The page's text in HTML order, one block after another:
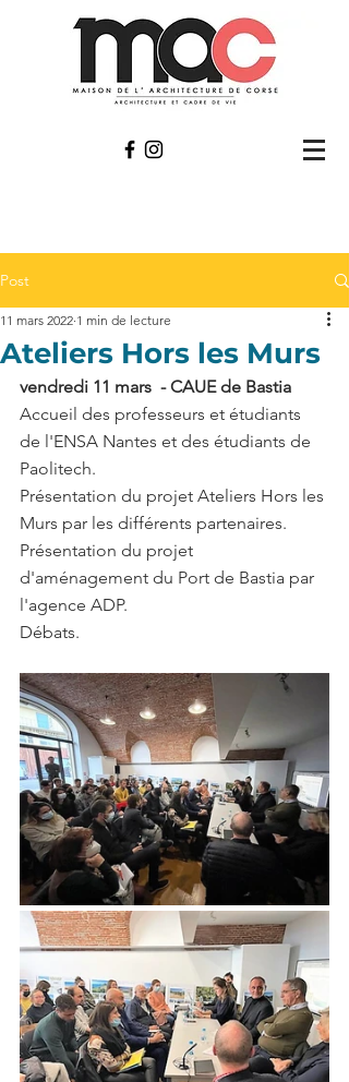
Post
Ateliers Hors les Murs
11 mars 2022 1 min de lecture
vendredi 11 mars  - CAUE de Bastia
Accueil des professeurs et étudiants
de l'ENSA Nantes et des étudiants de
Paolitech.
Présentation du projet Ateliers Hors les
Murs par les différents partenaires.
Présentation du projet
d'aménagement du Port de Bastia par
l'agence ADP.
Débats.